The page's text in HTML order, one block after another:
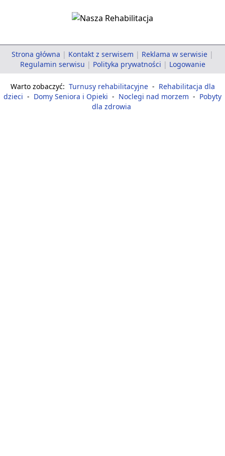
Strona główna | Kontakt z serwisem | Reklama w serwisie |
Regulamin serwisu | Polityka prywatności | Logowanie
Warto zobaczyć: Turnusy rehabilitacyjne - Rehabilitacja dla
dzieci - Domy Seniora i Opieki - Noclegi nad morzem - Pobyty
dla zdrowia